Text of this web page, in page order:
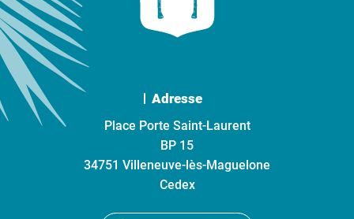
Adresse
Place Porte Saint-Laurent
BP 15
34751 Villeneuve-lès-Maguelone
Cedex